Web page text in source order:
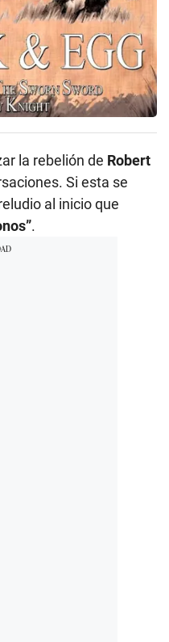
la rebelión de Robert
Si esta se
al inicio que
.